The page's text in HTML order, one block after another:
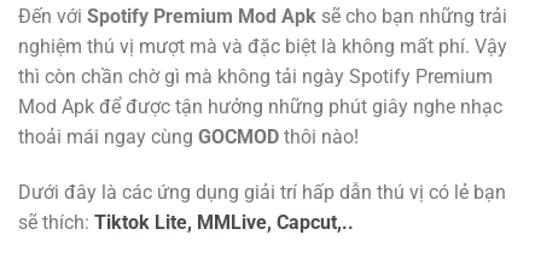
Đến với Spotify Premium Mod Apk sẽ cho bạn những trải
nghiệm thú vị mượt mà và đặc biệt là không mất phí. Vậy
thì còn chần chờ gì mà không tải ngày Spotify Premium
Mod Apk để được tận hưởng những phút giây nghe nhạc
thoải mái ngay cùng GOCMOD thôi nào!
Dưới đây là các ứng dụng giải trí hấp dẫn thú vị có lẻ bạn
sẽ thích: Tiktok Lite, MMLive, Capcut,..